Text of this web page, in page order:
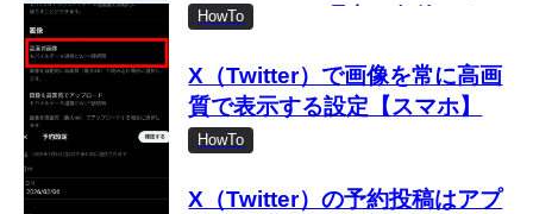
い・おかしい理由と条件は？
HowTo
X（Twitter）で画像を常に高画
質で表示する設定【スマホ】
HowTo
X（Twitter）の予約投稿はアプ